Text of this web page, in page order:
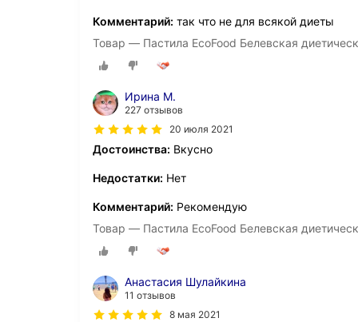
Комментарий: так что не для всякой диеты
Товар — Пастила EcoFood Белевская
Ирина М.
227 отзывов
20 июля 2021
Достоинства: Вкусно
Недостатки: Нет
Комментарий: Рекомендую
Товар — Пастила EcoFood Белевская
Анастасия Шулайкина
11 отзывов
8 мая 2021